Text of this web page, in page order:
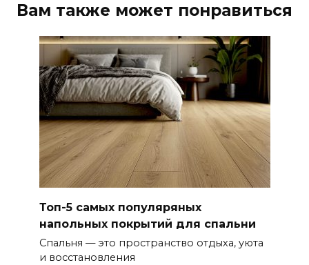
Вам также может понравиться
Топ-5 самых популяряных
напольных покрытий для спальни
Спальня — это пространство отдыха, уюта
и восстановления